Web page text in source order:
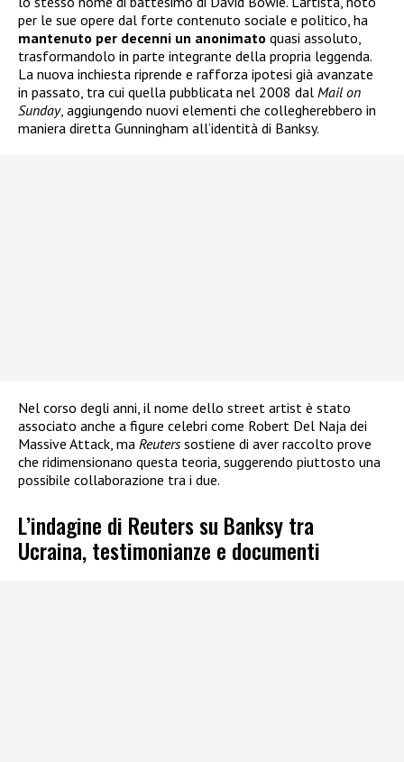
per le sue opere dal forte contenuto sociale e politico, ha
mantenuto per decenni un anonimato quasi assoluto,
trasformandolo in parte integrante della propria leggenda.
La nuova inchiesta riprende e rafforza ipotesi già avanzate
in passato, tra cui quella pubblicata nel 2008 dal Mail on
Sunday, aggiungendo nuovi elementi che collegherebbero in
maniera diretta Gunningham all’identità di Banksy.
Nel corso degli anni, il nome dello street artist è stato
associato anche a figure celebri come Robert Del Naja dei
Massive Attack, ma Reuterssostiene di aver raccolto prove
che ridimensionano questa teoria, suggerendo piuttosto una
possibile collaborazione tra i due.
L’indagine di Reuters su Banksy tra
Ucraina, testimonianze e documenti